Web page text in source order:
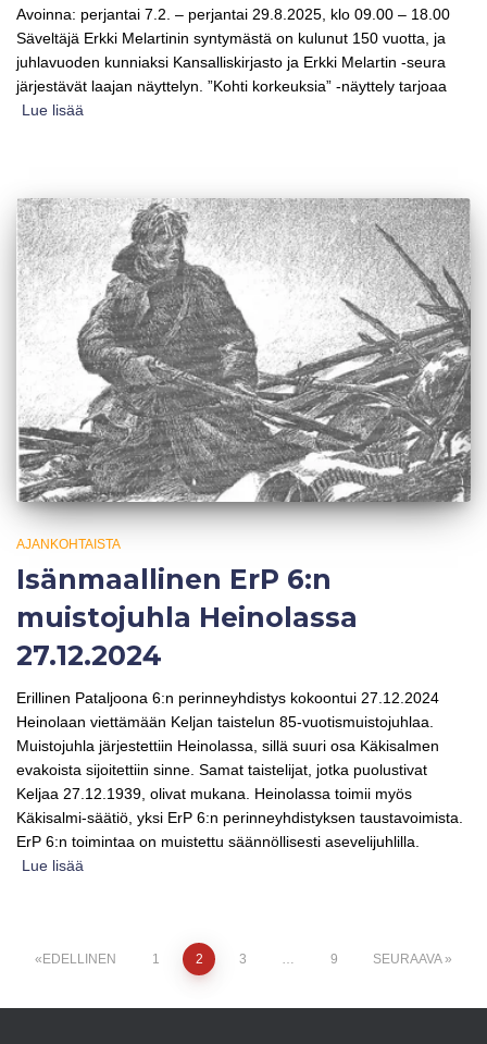
Avoinna: perjantai 7.2. – perjantai 29.8.2025, klo 09.00 – 18.00
Säveltäjä Erkki Melartinin syntymästä on kulunut 150 vuotta, ja
juhlavuoden kunniaksi Kansalliskirjasto ja Erkki Melartin -seura
järjestävät laajan näyttelyn. ”Kohti korkeuksia” -näyttely tarjoaa
Lue lisää
AJANKOHTAISTA
Isänmaallinen ErP 6:n
muistojuhla Heinolassa
27.12.2024
Erillinen Pataljoona 6:n perinneyhdistys kokoontui 27.12.2024
Heinolaan viettämään Keljan taistelun 85-vuotismuistojuhlaa.
Muistojuhla järjestettiin Heinolassa, sillä suuri osa Käkisalmen
evakoista sijoitettiin sinne. Samat taistelijat, jotka puolustivat
Keljaa 27.12.1939, olivat mukana. Heinolassa toimii myös
Käkisalmi-säätiö, yksi ErP 6:n perinneyhdistyksen taustavoimista.
ErP 6:n toimintaa on muistettu säännöllisesti asevelijuhlilla.
Lue lisää
Artikkelien
sivutus
EDELLINEN 1 2 3 9 SEURAAVA